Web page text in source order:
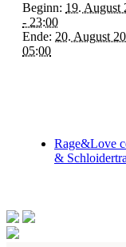
Beginn: 19. August
- 23:00
Ende: 20. August
05:00
Rage&Love
&